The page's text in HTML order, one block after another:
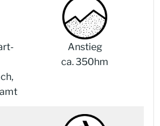
Anstieg
ca. 350hm